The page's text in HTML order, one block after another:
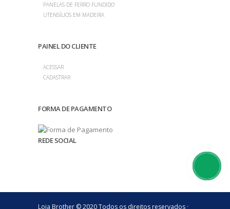
PANELAS DE FERRO FUNDIDO
UTENSÍLIOS EM MADEIRA
PAINEL DO CLIENTE
ACESSAR
CADASTRAR
FORMA DE PAGAMENTO
REDE SOCIAL
Loja Brother © 2020 Todos os direitos reservados ·